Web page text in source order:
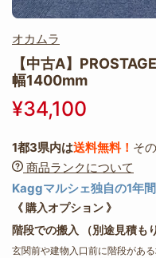
オカムラ
【中古A】
幅1400mm
¥34,100
1都3県内は送料無料！ そ
商品ランクについて
Kaggマルシェ独自の1年
《 購入オプション 》
階段での搬入 （別途見積も
玄関前や建物入口前に階段があ